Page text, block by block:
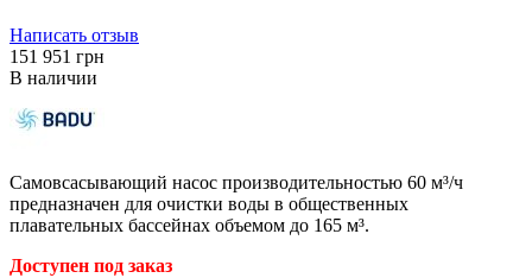
Написать отзыв
‍151 951‍ грн
В наличии
Самовсасывающий насос производительностью 60 м³/ч
предназначен для очистки воды в общественных
плавательных бассейнах объемом до 165 м³.
Доступен под заказ